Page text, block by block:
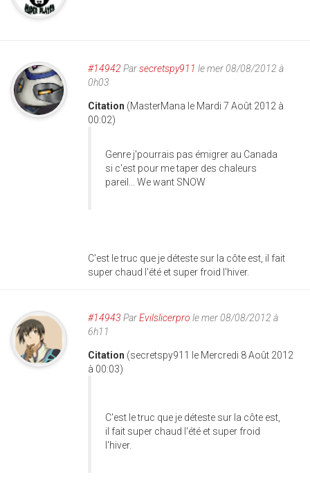
#14942 Parsecretspy911 le mer 08/08/2012 à
0h03
Citation (MasterMana le Mardi 7 Août 2012 à
00:02)
Genre j'pourrais pas émigrer au Canada
si c'est pour me taper des chaleurs
pareil... We want SNOW
C'est le truc que je déteste sur la côte est, il fait
super chaud l'été et super froid l'hiver.
#14943 ParEvilslicerpro le mer 08/08/2012 à
6h11
Citation (secretspy911 le Mercredi 8 Août 2012
à 00:03)
C'est le truc que je déteste sur la côte est,
il fait super chaud l'été et super froid
l'hiver.